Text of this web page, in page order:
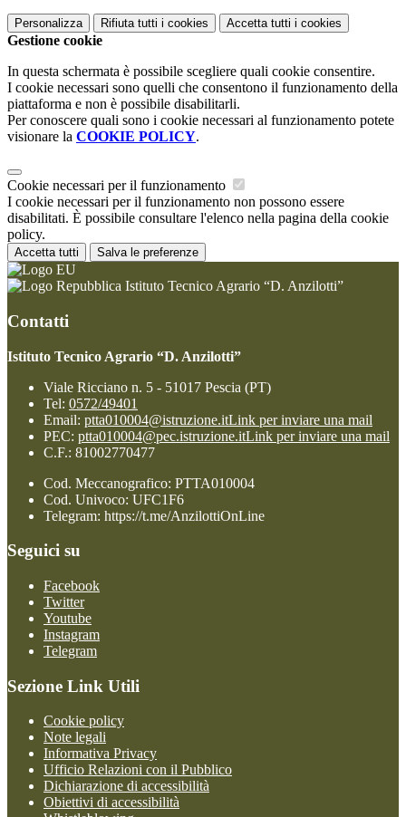
Personalizza Rifiuta tutti i cookies Accetta tutti i cookies
Gestione cookie
In questa schermata è possibile scegliere quali cookie consentire.
I cookie necessari sono quelli che consentono il funzionamento della
piattaforma e non è possibile disabilitarli.
Per conoscere quali sono i cookie necessari al funzionamento potete
visionare la COOKIE POLICY.
Cookie necessari per il funzionamento
I cookie necessari per il funzionamento non possono essere
disabilitati. È possibile consultare l'elenco nella pagina della cookie
policy.
Accetta tutti Salva le preferenze
Istituto Tecnico Agrario “D. Anzilotti”
Contatti
Istituto Tecnico Agrario “D. Anzilotti”
Viale Ricciano n. 5 - 51017 Pescia (PT)
Tel: 0572/49401
Email: ptta010004@istruzione.itLink per inviare una mail
PEC: ptta010004@pec.istruzione.itLink per inviare una mail
C.F.: 81002770477
Cod. Meccanografico: PTTA010004
Cod. Univoco: UFC1F6
Telegram: https://t.me/AnzilottiOnLine
Seguici su
Facebook
Twitter
Youtube
Instagram
Telegram
Sezione Link Utili
Cookie policy
Note legali
Informativa Privacy
Ufficio Relazioni con il Pubblico
Dichiarazione di accessibilità
Obiettivi di accessibilità